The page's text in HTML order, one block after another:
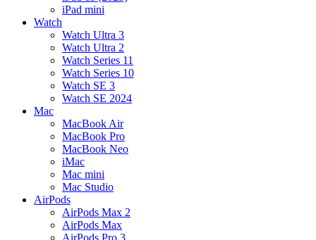
iPad mini
Watch
Watch Ultra 3
Watch Ultra 2
Watch Series 11
Watch Series 10
Watch SE 3
Watch SE 2024
Mac
MacBook Air
MacBook Pro
MacBook Neo
iMac
Mac mini
Mac Studio
AirPods
AirPods Max 2
AirPods Max
AirPods Pro 3